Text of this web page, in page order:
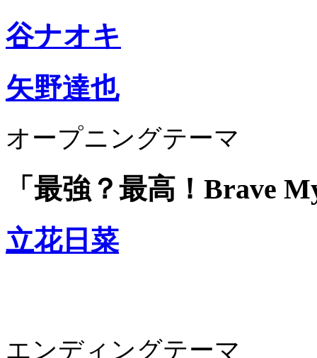
谷ナオキ
矢野達也
オープニングテーマ
「最強？最高！Brave
立花日菜
エンディングテーマ